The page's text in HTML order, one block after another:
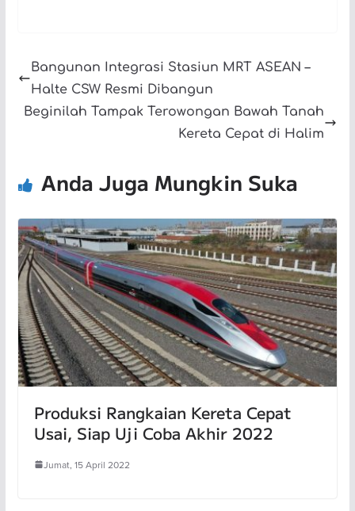
Bangunan Integrasi Stasiun MRT ASEAN –
Halte CSW Resmi Dibangun
Beginilah Tampak Terowongan Bawah Tanah
Kereta Cepat di Halim
Anda Juga Mungkin Suka
Produksi Rangkaian Kereta Cepat
Usai, Siap Uji Coba Akhir 2022
Jumat, 15 April 2022